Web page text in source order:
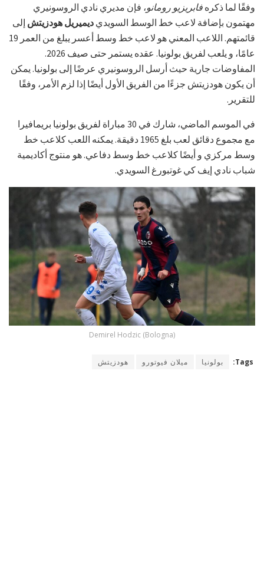
وفقًا لما ذكره فابريزيو رومانو، فإن مديري نادي الروسونيري
مهتمون بإضافة لاعب خط الوسط السويدي ديميريل هودزيتش إلى
قائمتهم. اللاعب المعني هو لاعب خط وسط أعسر يبلغ من العمر 19
عامًا، و يلعب لفريق بولونيا. عقده يستمر حتى صيف 2026.
المفاوضات جارية حيث أرسل الروسونيري عرضًا إلى بولونيا. يمكن
أن يكون هودزيتش جزءًا من الفريق الأول أيضًا إذا لزم الأمر، وفقًا
للتقرير.
في الموسم الماضي، شارك في 30 مباراة لفريق بولونيا بريمافيرا
مع مجموع دقائق لعب بلغ 1965 دقيقة. يمكنه اللعب كلاعب خط
وسط مركزي و أيضًا كلاعب خط وسط دفاعي. هو منتوج أكاديمية
شباب نادي إيف كي غوتبورغ السويدي.
Demirel Hodzic (Bologna)
Tags: بولونيا ميلان فيوتورو هودزيتش